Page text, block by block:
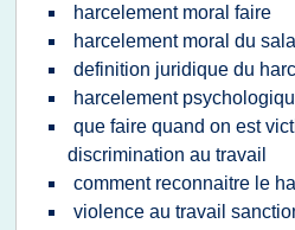
harcelement moral faire
harcelement moral du
definition juridique du
harcelement
que faire quand on est
discrimination au travail
comment reconnaitre le
violence au travail